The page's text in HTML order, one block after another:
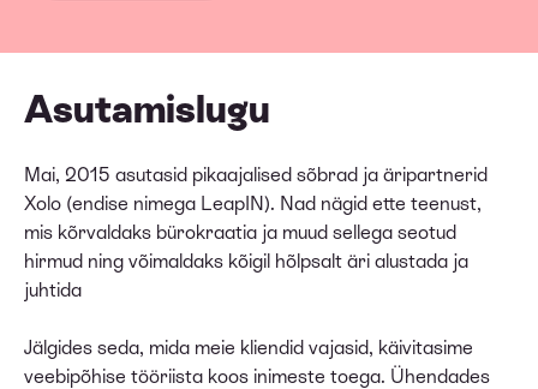
Asutamislugu
Mai, 2015 asutasid pikaajalised sõbrad ja äripartnerid
Xolo (endise nimega LeapIN). Nad nägid ette teenust,
mis kõrvaldaks bürokraatia ja muud sellega seotud
hirmud ning võimaldaks kõigil hõlpsalt äri alustada ja
juhtida
Jälgides seda, mida meie kliendid vajasid, käivitasime
veebipõhise tööriista koos inimeste toega. Ühendades